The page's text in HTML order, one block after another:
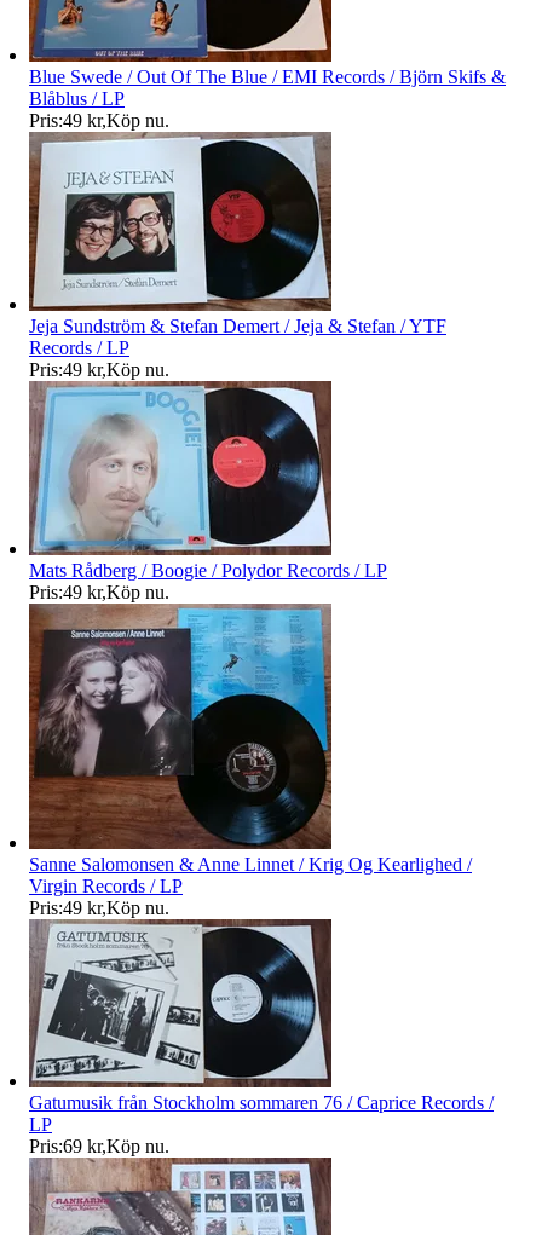
Blue Swede / Out Of The Blue / EMI Records / Björn Skifs &
Blåblus / LP
Pris:49 kr,Köp nu.
Jeja Sundström & Stefan Demert / Jeja & Stefan / YTF
Records / LP
Pris:49 kr,Köp nu.
Mats Rådberg / Boogie / Polydor Records / LP
Pris:49 kr,Köp nu.
Sanne Salomonsen & Anne Linnet / Krig Og Kearlighed /
Virgin Records / LP
Pris:49 kr,Köp nu.
Gatumusik från Stockholm sommaren 76 / Caprice Records /
LP
Pris:69 kr,Köp nu.